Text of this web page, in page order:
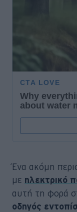
Ένα ακόμη
με ηλεκτρικό
αυτή τη φορά
οδηγός